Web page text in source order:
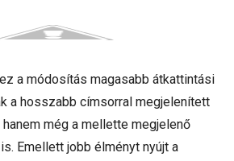
a módosítás magasabb átkattintási
a hosszabb címsorral megjelenített
még a mellette megjelenő
Emellett jobb élményt nyújt a